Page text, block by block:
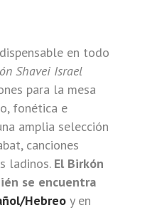
en todo
Shavei Israel
para la mesa
fonética e
amplia selección
canciones
ladinos. El Birkón
se encuentra
Hebreo y en